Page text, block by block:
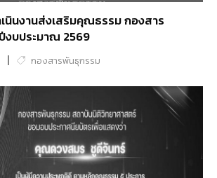
นินงานส่งเสริมคุณธรรม กองสาร
งบประมาณ 2569
กองสารพันธุกรรม